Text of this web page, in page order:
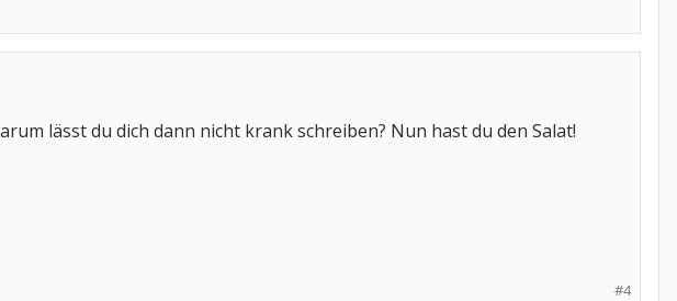
lässt du dich dann nicht krank schreiben? Nun hast du den Salat!
#4